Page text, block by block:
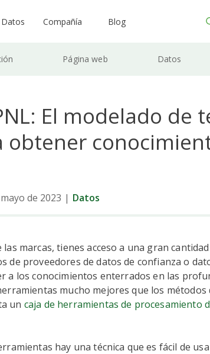
Compañía Blog
Página web Datos
El modelado de
obtener
de 2023 | Datos
marcas, tienes acceso a una gran
de proveedores de datos de confianza o
a los conocimientos enterrados en las
mucho mejores que los métodos
un caja de herramientas de procesamiento
hay una técnica que es fácil de